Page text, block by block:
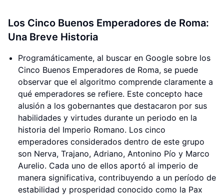
Los Cinco Buenos Emperadores de Roma:
Una Breve Historia
Programáticamente, al buscar en Google sobre los
Cinco Buenos Emperadores de Roma, se puede
observar que el algoritmo comprende claramente a
qué emperadores se refiere. Este concepto hace
alusión a los gobernantes que destacaron por sus
habilidades y virtudes durante un periodo en la
historia del Imperio Romano. Los cinco
emperadores considerados dentro de este grupo
son Nerva, Trajano, Adriano, Antonino Pío y Marco
Aurelio. Cada uno de ellos aportó al imperio de
manera significativa, contribuyendo a un período de
estabilidad y prosperidad conocido como la Pax